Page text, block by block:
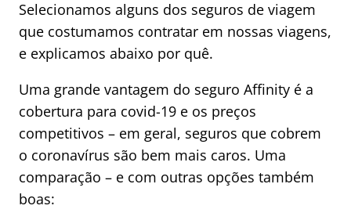
Selecionamos alguns dos seguros de viagem
que costumamos contratar em nossas viagens,
e explicamos abaixo por quê.
Uma grande vantagem do seguro Affinity é a
cobertura para covid-19 e os preços
competitivos – em geral, seguros que cobrem
o coronavírus são bem mais caros. Uma
comparação – e com outras opções também
boas: